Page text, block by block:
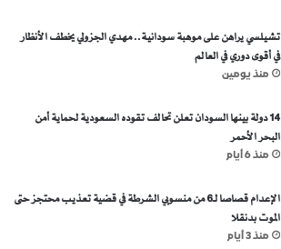
تشيلسي يراهن على موهبة سودانية.. مهدي الجزولي يخطف الأنظار
في أقوى دوري في العالم
منذ يومين
14 دولة بينها السودان تعلن تحالف تقوده السعودية لحماية أمن
البحر الأحمر
منذ 6 أيام
الإعدام قصاصا لـ6 من منسوبي الشرطة في قضية تعذيب محتجز حتى
الموت بدنقلا
منذ 3 أيام